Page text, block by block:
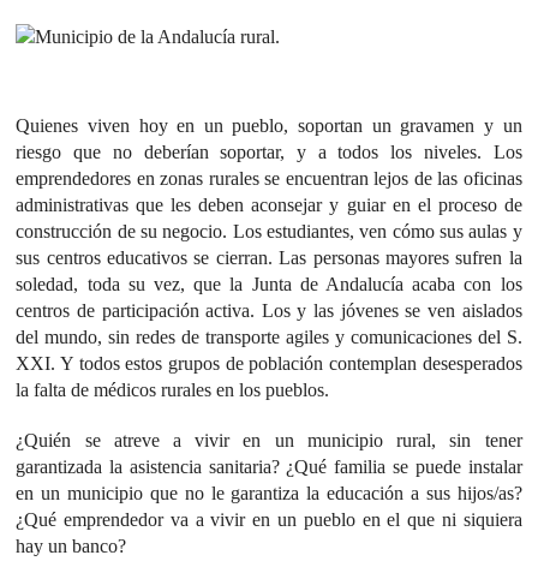
Quienes viven hoy en un pueblo, soportan un gravamen y un
riesgo que no deberían soportar, y a todos los niveles. Los
emprendedores en zonas rurales se encuentran lejos de las oficinas
administrativas que les deben aconsejar y guiar en el proceso de
construcción de su negocio. Los estudiantes, ven cómo sus aulas y
sus centros educativos se cierran. Las personas mayores sufren la
soledad, toda su vez, que la Junta de Andalucía acaba con los
centros de participación activa. Los y las jóvenes se ven aislados
del mundo, sin redes de transporte agiles y comunicaciones del S.
XXI. Y todos estos grupos de población contemplan desesperados
la falta de médicos rurales en los pueblos.
¿Quién se atreve a vivir en un municipio rural, sin tener
garantizada la asistencia sanitaria? ¿Qué familia se puede instalar
en un municipio que no le garantiza la educación a sus hijos/as?
¿Qué emprendedor va a vivir en un pueblo en el que ni siquiera
hay un banco?